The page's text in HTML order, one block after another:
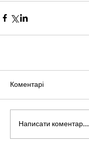
Коментарі
Написати коментар...